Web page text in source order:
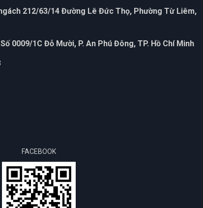
212/63/14 Đường Lê Đức Thọ, Phường Từ Liêm,
0009/1C Đỗ Mười, P. An Phú Đông, TP. Hồ Chí Minh
FACEBOOK